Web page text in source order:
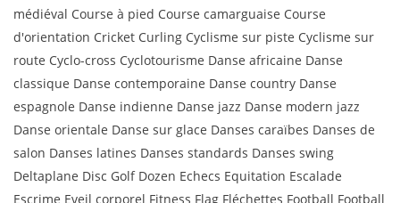
médiéval Course à pied Course camarguaise Course
d'orientation Cricket Curling Cyclisme sur piste Cyclisme sur
route Cyclo-cross Cyclotourisme Danse africaine Danse
classique Danse contemporaine Danse country Danse
espagnole Danse indienne Danse jazz Danse modern jazz
Danse orientale Danse sur glace Danses caraïbes Danses de
salon Danses latines Danses standards Danses swing
Deltaplane Disc Golf Dozen Echecs Equitation Escalade
Escrime Eveil corporel Fitness Flag Fléchettes Football Football